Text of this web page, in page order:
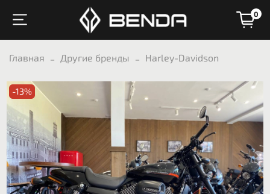
0
Главная Другие бренды Harley-Davidson
-13%